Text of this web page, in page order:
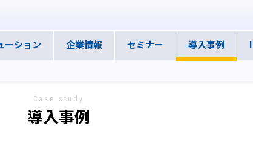
ーション 企業情報 セミナー 導入事例
Case study
導入事例